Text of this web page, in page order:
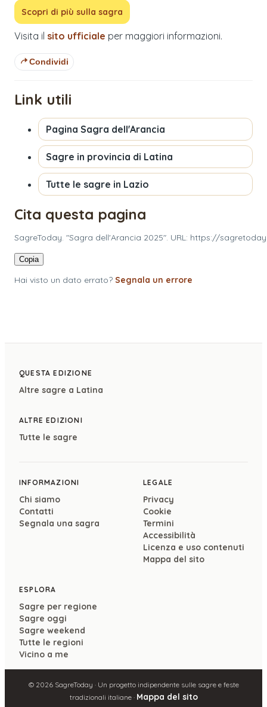
Scopri di più sulla sagra
Visita il sito ufficiale per maggiori informazioni.
Condividi
Link utili
Pagina Sagra dell'Arancia
Sagre in provincia di Latina
Tutte le sagre in Lazio
Cita questa pagina
SagreToday. "Sagra dell'Arancia 2025". URL: https://
Copia
Hai visto un dato errato? Segnala un errore
QUESTA EDIZIONE
Altre sagre a Latina
ALTRE EDIZIONI
Tutte le sagre
INFORMAZIONI
Chi siamo
Contatti
Segnala una sagra
LEGALE
Privacy
Cookie
Termini
Accessibilità
Licenza e uso contenuti
Mappa del sito
ESPLORA
Sagre per regione
Sagre oggi
Sagre weekend
Tutte le regioni
Vicino a me
© 2026SagreToday · Un progetto indipendente sulle sagre e feste
tradizionali italiane · Mappa del sito